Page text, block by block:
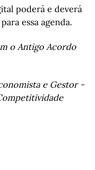
poderá e deverá
essa agenda.
o Antigo Acordo
e Gestor -